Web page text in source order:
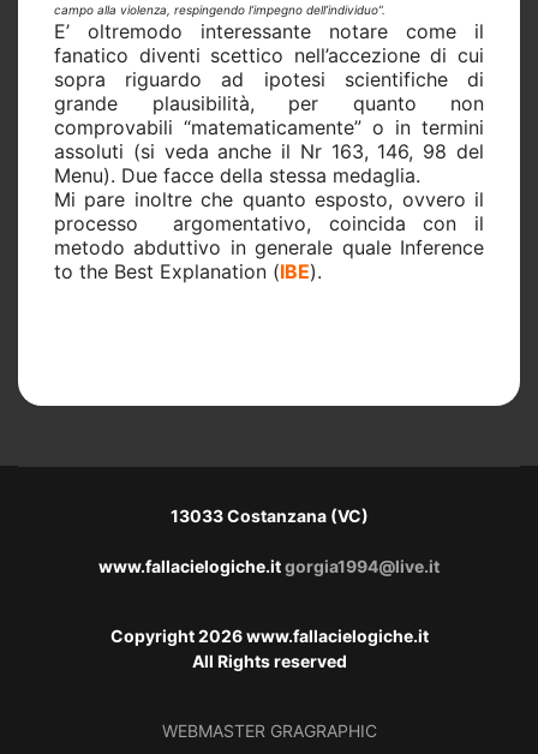
campo alla violenza, respingendo l’impegno dell’individuo”.
E’ oltremodo interessante notare come il
fanatico diventi scettico nell’accezione di cui
sopra riguardo ad ipotesi scientifiche di
grande plausibilità, per quanto non
comprovabili “matematicamente” o in termini
assoluti (si veda anche il Nr 163, 146, 98 del
Menu). Due facce della stessa medaglia.
Mi pare inoltre che quanto esposto, ovvero il
processo
argomentativo, coincida con il
metodo abduttivo in generale quale Inference
to the Best Explanation (IBE).
13033 Costanzana (VC)
www.fallacielogiche.itgorgia1994@live.it
Copyright 2026 www.fallacielogiche.it
All Rights reserved
WEBMASTER GRAGRAPHIC